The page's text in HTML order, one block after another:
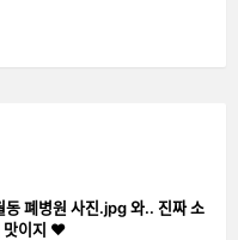
폐병원 사진.jpg 와.. 진짜 소
맛이지 ❤️